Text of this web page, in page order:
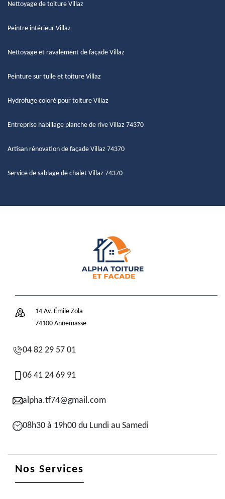
Nettoyage de toiture Villaz
Peintre intérieur Villaz
Nettoyage et ravalement de façade Villaz
Peinture sur tuile et toiture Villaz
Hydrofuge coloré pour toiture Villaz
Entreprise habillage planche de rive Villaz 74370
Artisan rénovation de façade Villaz 74370
Service de sablage de chalet Villaz 74370
14 Av. Émile Zola
74100 Annemasse
04 82 29 57 01
06 41 24 69 91
alpha.tf74@gmail.com
08h30 à 19h00 du Lundi au Samedi
Nos Services